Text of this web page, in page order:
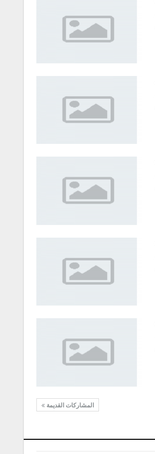
المشاركات القديمة